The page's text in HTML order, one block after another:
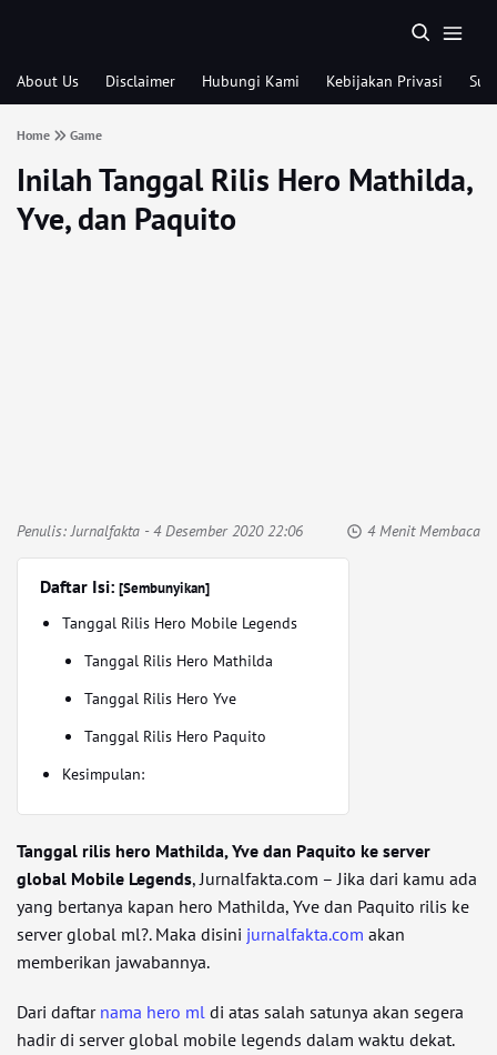
About Us Disclaimer Hubungi Kami Kebijakan Privasi
Home Game
Inilah Tanggal Rilis Hero Mathilda,
Yve, dan Paquito
Penulis:Jurnalfakta - 4 Desember 2020 22:06 4 Menit Membaca
Daftar Isi: [Sembunyikan]
Tanggal Rilis Hero Mobile Legends
Tanggal Rilis Hero Mathilda
Tanggal Rilis Hero Yve
Tanggal Rilis Hero Paquito
Kesimpulan:
Tanggal rilis hero Mathilda, Yve dan Paquito ke server
global Mobile Legends, Jurnalfakta.com – Jika dari kamu ada
yang bertanya kapan hero Mathilda, Yve dan Paquito rilis ke
server global ml?. Maka disini jurnalfakta.com akan
memberikan jawabannya.
Dari daftar nama hero ml di atas salah satunya akan segera
hadir di server global mobile legends dalam waktu dekat.